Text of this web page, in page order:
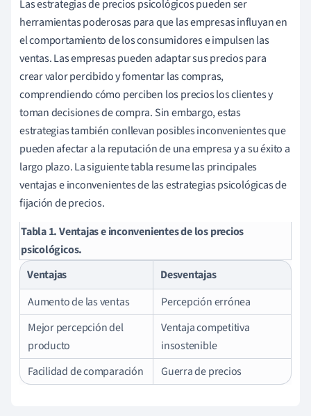
Las estrategias de precios psicológicos pueden ser
herramientas poderosas para que las empresas influyan en
el comportamiento de los consumidores e impulsen las
ventas. Las empresas pueden adaptar sus precios para
crear valor percibido y fomentar las compras,
comprendiendo cómo perciben los precios los clientes y
toman decisiones de compra. Sin embargo, estas
estrategias también conllevan posibles inconvenientes que
pueden afectar a la reputación de una empresa y a su éxito a
largo plazo. La siguiente tabla resume las principales
ventajas e inconvenientes de las estrategias psicológicas de
fijación de precios.
Tabla 1. Ventajas e inconvenientes de los precios
psicológicos.
Ventajas
Desventajas
Aumento de las ventas
Percepción errónea
Mejor percepción del
producto
Ventaja competitiva
insostenible
Facilidad de comparación
Guerra de precios